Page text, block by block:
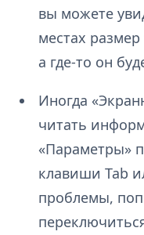
вы можете
местах
а где-то он
Иногда
читать
«Параметры»
клавиши Tab
проблемы,